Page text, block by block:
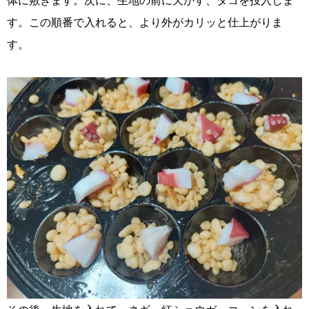
す。この順番で入れると、より外がカリッと仕上がりま
す。